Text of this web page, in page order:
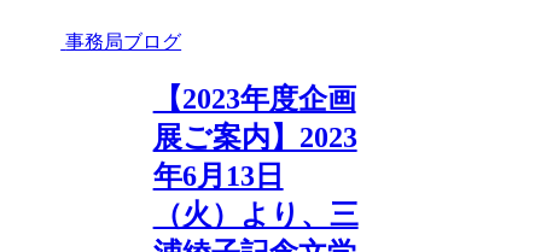
事務局ブログ
【2023年度企画
展ご案内】2023
年6月13日
（火）より、三